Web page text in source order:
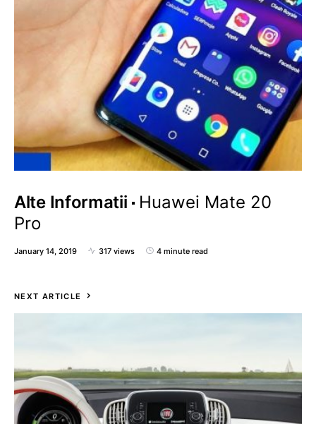
Alte Informatii
Huawei Mate 20
Pro
January 14, 2019 317 views 4 minute read
NEXT ARTICLE